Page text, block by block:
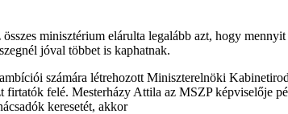
minisztérium elárulta legalább azt, hogy
jóval többet is kaphatnak.
számára létrehozott Miniszterelnöki
firtatók felé. Mesterházy Attila az MSZP képviselője
keresetét, akkor